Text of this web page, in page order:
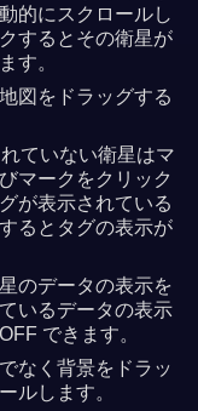
的にスクロールし
するとその衛星が
す。
図をドラッグする
ていない衛星はマ
マークをクリック
が表示されている
るとタグの表示が
のデータの表示を
いるデータの表示
できます。
なく背景をドラッ
ルします。